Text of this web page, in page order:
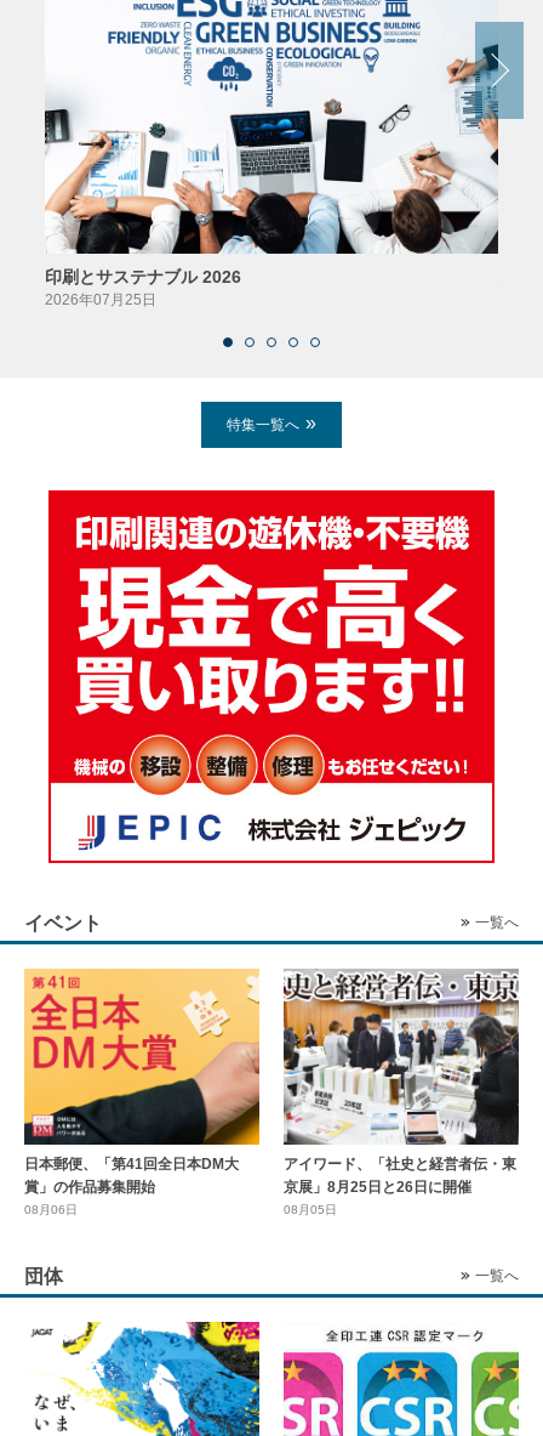
印刷とサステナブル 2026
2026年07月25日
特集一覧へ
イベント 一覧へ
日本郵便、「第41回全日本DM大
賞」の作品募集開始
08月06日
アイワード、「社史と経営者伝・東
京展」8月25日と26日に開催
08月05日
団体 一覧へ